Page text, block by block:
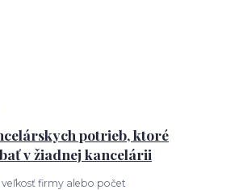
potrieb, ktoré
v žiadnej kancelárii
veľkosť firmy alebo počet